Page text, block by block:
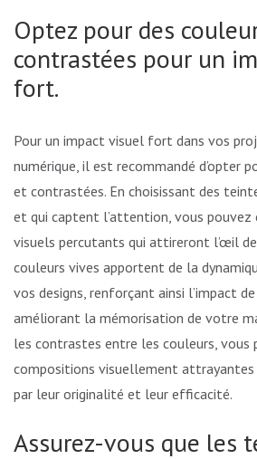
Optez pour des
contrastées pour un
fort.
Pour un impact visuel fort dans vos
numérique, il est recommandé d’opter
et contrastées. En choisissant des
et qui captent l’attention, vous pouvez
visuels percutants qui attireront l’œil de
couleurs vives apportent de la
vos designs, renforçant ainsi l’impact
améliorant la mémorisation de votre
les contrastes entre les couleurs, vous
compositions visuellement attrayantes
par leur originalité et leur efficacité.
Assurez-vous que les